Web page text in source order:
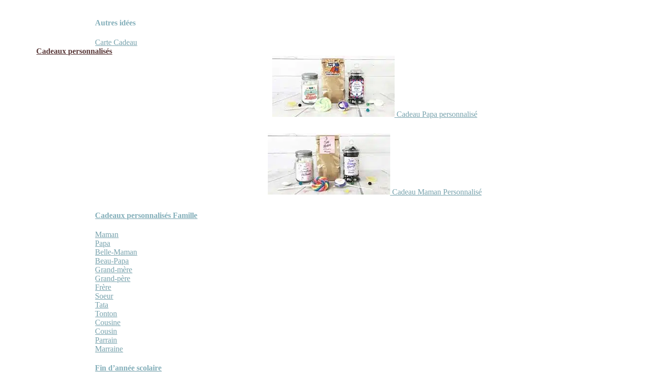
Autres idées
Carte Cadeau
Cadeaux personnalisés
Cadeau Papa personnalisé
Cadeau Maman Personnalisé
Cadeaux personnalisés Famille
Maman
Papa
Belle-Maman
Beau-Papa
Grand-mère
Grand-père
Frère
Soeur
Tata
Tonton
Cousine
Cousin
Parrain
Marraine
Fin d’année scolaire